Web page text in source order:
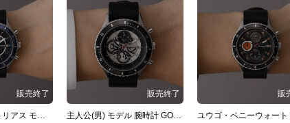
クレア・ヴィクトリアス モデル 腕時計 GOD EATER 3 主人公(男) モデル 腕時計 GOD EATER 3